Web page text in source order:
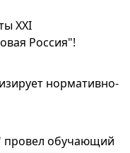
XXI
Россия"!
нормативно-
провел обучающий